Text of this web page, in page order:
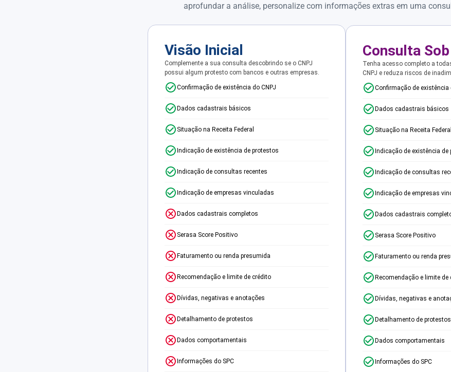
aprofundar a análise, personalize com informações extras em uma
Visão Inicial
Complemente a sua consulta descobrindo se o CNPJ
possui algum protesto com bancos e outras empresas.
Confirmação de existência do CNPJ
Dados cadastrais básicos
Situação na Receita Federal
Indicação de existência de protestos
Indicação de consultas recentes
Indicação de empresas vinculadas
Dados cadastrais completos
Serasa Score Positivo
Faturamento ou renda presumida
Recomendação e limite de crédito
Dívidas, negativas e anotações
Detalhamento de protestos
Dados comportamentais
Informações do SPC
Consulta
Tenha acesso completo a
CNPJ e reduza riscos de
Confirmação de existência
Dados cadastrais básicos
Situação na Receita Federal
Indicação de existência de
Indicação de consultas
Indicação de empresas
Dados cadastrais
Serasa Score Positivo
Faturamento ou renda
Recomendação e limite de
Dívidas, negativas e
Detalhamento de protestos
Dados comportamentais
Informações do SPC